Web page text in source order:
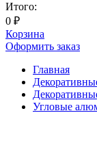
Итого:
0 ₽
Корзина
Оформить заказ
Главная
Угловые